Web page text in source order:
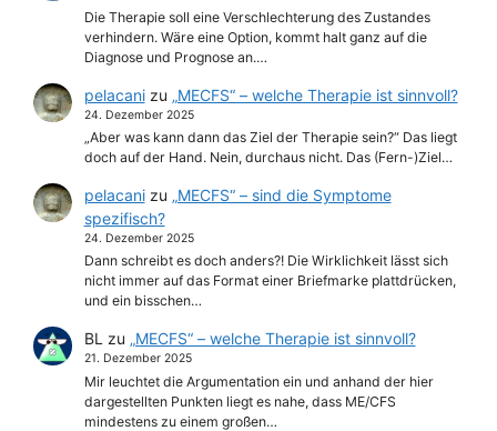
Die Therapie soll eine Verschlechterung des Zustandes
verhindern. Wäre eine Option, kommt halt ganz auf die
Diagnose und Prognose an.…
pelacanizu „MECFS“ – welche Therapie ist sinnvoll?
24. Dezember 2025
„Aber was kann dann das Ziel der Therapie sein?“ Das liegt
doch auf der Hand. Nein, durchaus nicht. Das (Fern-)Ziel…
pelacanizu „MECFS“ – sind die Symptome
spezifisch?
24. Dezember 2025
Dann schreibt es doch anders?! Die Wirklichkeit lässt sich
nicht immer auf das Format einer Briefmarke plattdrücken,
und ein bisschen…
BL zu „MECFS“ – welche Therapie ist sinnvoll?
21. Dezember 2025
Mir leuchtet die Argumentation ein und anhand der hier
dargestellten Punkten liegt es nahe, dass ME/CFS
mindestens zu einem großen…